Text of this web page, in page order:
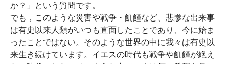
か？」という質問です。
でも，このような災害や戦争・飢饉など、悲惨な出来事
は有史以来人類がいつも直面したことであり、今に始ま
ったことではない。そのような世界の中に我々は有史以
来生き続けています。イエスの時代も戦争や飢饉が絶え